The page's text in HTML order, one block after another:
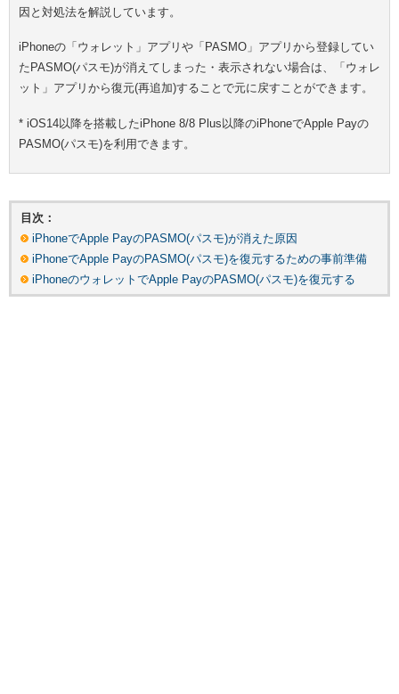
因と対処法を解説しています。
iPhoneの「ウォレット」アプリや「PASMO」アプリから登録してい
たPASMO(パスモ)が消えてしまった・表示されない場合は、「ウォレ
ット」アプリから復元(再追加)することで元に戻すことができます。
* iOS14以降を搭載したiPhone 8/8 Plus以降のiPhoneでApple Payの
PASMO(パスモ)を利用できます。
目次：
iPhoneでApple PayのPASMO(パスモ)が消えた原因
iPhoneでApple PayのPASMO(パスモ)を復元するための事前準備
iPhoneのウォレットでApple PayのPASMO(パスモ)を復元する